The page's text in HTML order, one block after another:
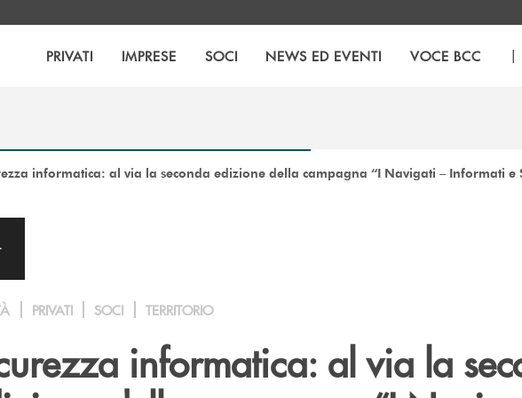
PRIVATI IMPRESE SOCI NEWS ED EVENTI VOCE BCC |
informatica: al via la seconda edizione della campagna “I Navigati – Informati e
PRIVATI SOCI TERRITORIO
informatica: al via la